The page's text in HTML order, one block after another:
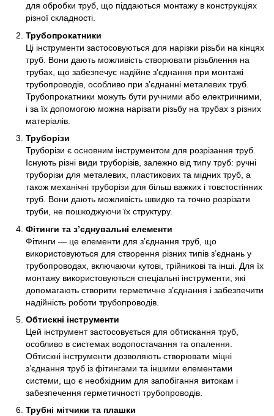
для обробки труб, що піддаються монтажу в конструкціях
різної складності.
Трубопрокатники
Ці інструменти застосовуються для нарізки різьби на кінцях
труб. Вони дають можливість створювати різьблення на
трубах, що забезпечує надійне з’єднання при монтажі
трубопроводів, особливо при з’єднанні металевих труб.
Трубопрокатники можуть бути ручними або електричними,
і за їх допомогою можна нарізати різьбу на трубах з різних
матеріалів.
Труборізи
Труборізи є основним інструментом для розрізання труб.
Існують різні види труборізів, залежно від типу труб: ручні
труборізи для металевих, пластикових та мідних труб, а
також механічні труборізи для більш важких і товстостінних
труб. Вони дають можливість швидко та точно розрізати
труби, не пошкоджуючи їх структуру.
Фітинги та з’єднувальні елементи
Фітинги — це елементи для з’єднання труб, що
використовуються для створення різних типів з’єднань у
трубопроводах, включаючи кутові, трійникові та інші. Для їх
монтажу використовуються спеціальні інструменти, які
допомагають створити герметичне з’єднання і забезпечити
надійність роботи трубопроводів.
Обтискні інструменти
Цей інструмент застосовується для обтискання труб,
особливо в системах водопостачання та опалення.
Обтискні інструменти дозволяють створювати міцні
з’єднання труб із фітингами та іншими елементами
системи, що є необхідним для запобігання витокам і
забезпечення герметичності трубопроводів.
Трубні мітчики та плашки